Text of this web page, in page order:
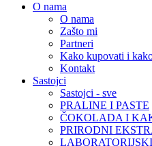
O nama
O nama
Zašto mi
Partneri
Kako kupovati i
Kontakt
Sastojci
Sastojci - sve
PRALINE I PASTE
ČOKOLADA I
PRIRODNI